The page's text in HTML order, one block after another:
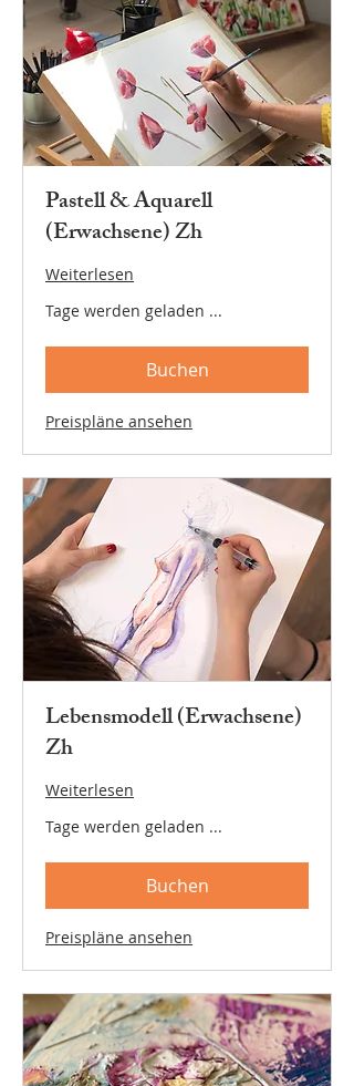
Pastell & Aquarell
(Erwachsene) Zh
Weiterlesen
Tage werden geladen ...
Buchen
Preispläne ansehen
Lebensmodell (Erwachsene)
Zh
Weiterlesen
Tage werden geladen ...
Buchen
Preispläne ansehen